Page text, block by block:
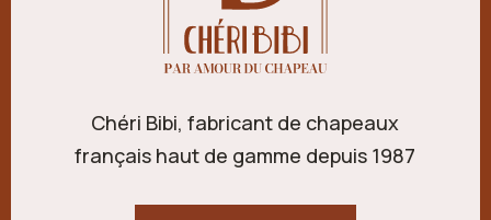
Chéri Bibi, fabricant de chapeaux
français haut de gamme depuis 1987